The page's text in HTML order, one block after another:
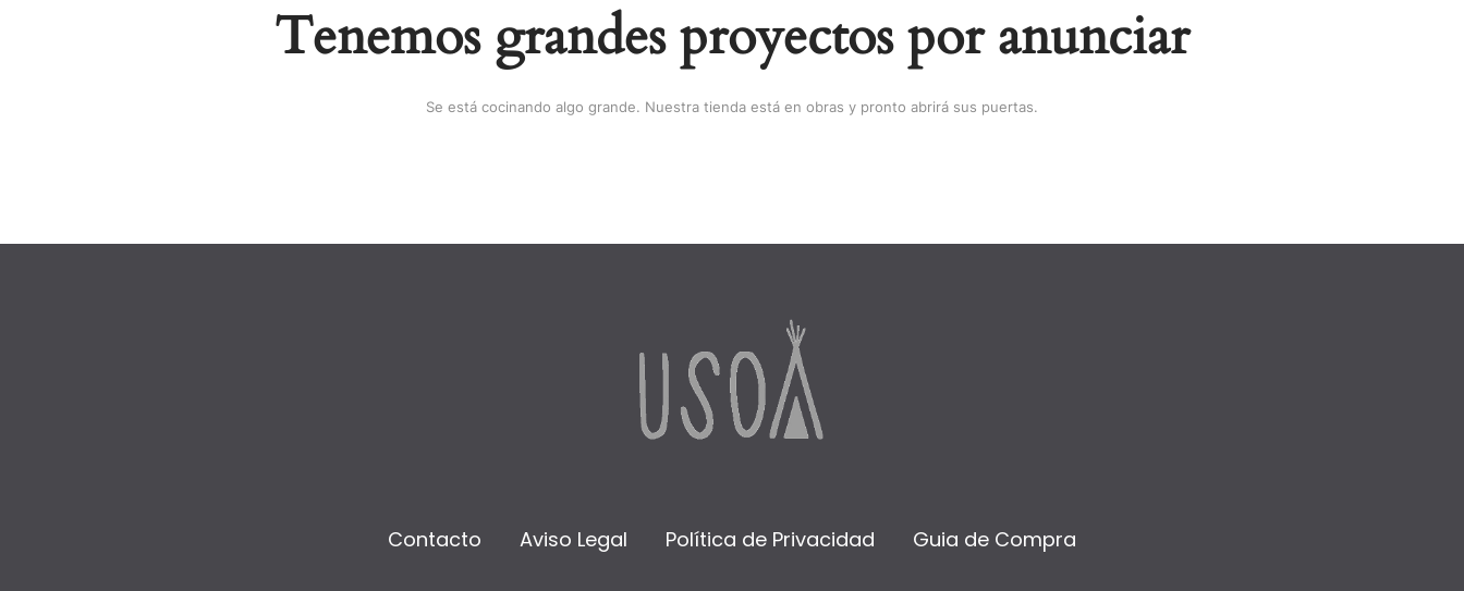
Tenemos grandes proyectos por anunciar
Se está cocinando algo grande. Nuestra tienda está en obras y pronto abrirá sus puertas.
Contacto Aviso Legal Política de Privacidad Guia de Compra